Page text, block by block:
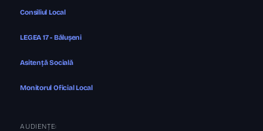
Consiliul Local
LEGEA 17 - Bălușeni
Asitență Socială
Monitorul Oficial Local
AUDIENȚE: